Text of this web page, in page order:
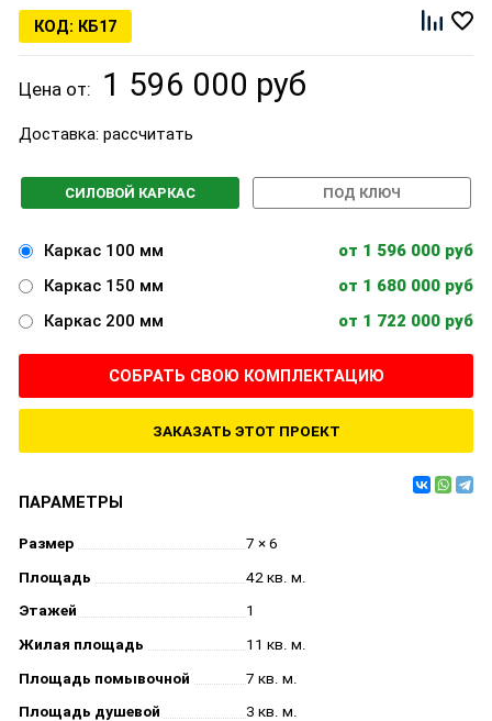
КБ17
Цена от: 1 596 000 руб
Доставка: рассчитать
СИЛОВОЙ КАРКАС ПОД КЛЮЧ
Каркас 100 мм
от 1 596 000 руб
Каркас 150 мм
от 1 680 000 руб
Каркас 200 мм
от 1 722 000 руб
СОБРАТЬ СВОЮ КОМПЛЕКТАЦИЮ
ЗАКАЗАТЬ ЭТОТ ПРОЕКТ
ПАРАМЕТРЫ
Размер
7 × 6
Площадь
42 кв. м.
Этажей
1
Жилая площадь
11 кв. м.
Площадь помывочной
7 кв. м.
Площадь душевой
3 кв. м.